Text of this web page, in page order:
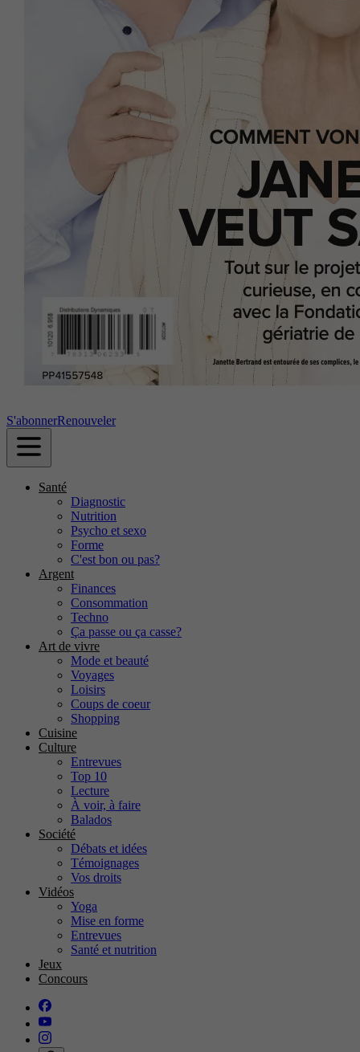
S'abonnerRenouveler
Santé
Diagnostic
Nutrition
Psycho et sexo
Forme
C'est bon ou pas?
Argent
Finances
Consommation
Techno
Ça passe ou ça casse?
Art de vivre
Mode et beauté
Voyages
Loisirs
Coups de coeur
Shopping
Cuisine
Culture
Entrevues
Top 10
Lecture
À voir, à faire
Balados
Société
Débats et idées
Témoignages
Vos droits
Vidéos
Yoga
Mise en forme
Entrevues
Santé et nutrition
Jeux
Concours